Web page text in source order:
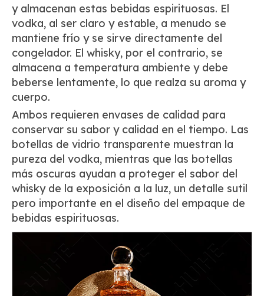
y almacenan estas bebidas espirituosas. El
vodka, al ser claro y estable, a menudo se
mantiene frío y se sirve directamente del
congelador. El whisky, por el contrario, se
almacena a temperatura ambiente y debe
beberse lentamente, lo que realza su aroma y
cuerpo.
Ambos requieren envases de calidad para
conservar su sabor y calidad en el tiempo. Las
botellas de vidrio transparente muestran la
pureza del vodka, mientras que las botellas
más oscuras ayudan a proteger el sabor del
whisky de la exposición a la luz, un detalle sutil
pero importante en el diseño del empaque de
bebidas espirituosas.